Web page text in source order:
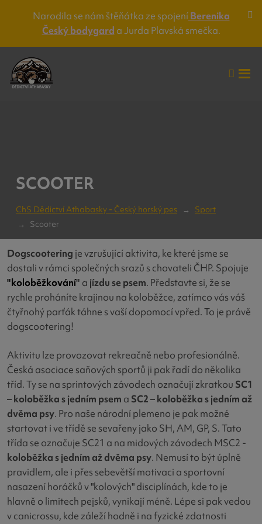
Narodila se nám štěňátka ze spojeníBerenika
Český bodygard a Jurda Plavská smečka.
SCOOTER
ChS Dědictví Athabasky - Český horský pes
Sport
Scooter
Dogscootering je vzrušující aktivita, ke které jsme se
dostali v rámci společných srazů s chovateli ČHP. Spojuje
"koloběžkování" a jízdu se psem. Představte si, že se
rychle proháníte krajinou na koloběžce, zatímco vás váš
čtyřnohý parťák táhne s vaší dopomocí vpřed. To je právě
dogscootering!
Aktivitu lze provozovat rekreačně nebo profesionálně.
Česká asociace saňových sportů ji pak řadí do několika
tříd. Ty se na sprintových závodech označují zkratkou SC1
– koloběžka s jedním psem a SC2 – koloběžka s jedním až
dvěma psy. Pro naše národní plemeno je pak možné
startovat i ve třídě se sevařeny jako SH, AM, GP, S. Tato
třída se označuje SC21 a na midových závodech MSC2 -
koloběžka s jedním až dvěma psy. Nemusí to být úplně
pravidlem, ale i přes sebevětší motivaci a sportovní
nasazení horáčků v "kolových" disciplínách, kde to je
hlavně o limitech pejsků, vynikají méně. Lépe si pak vedou
v canicrossu, kde záleží hodně i na fyzické zdatnosti